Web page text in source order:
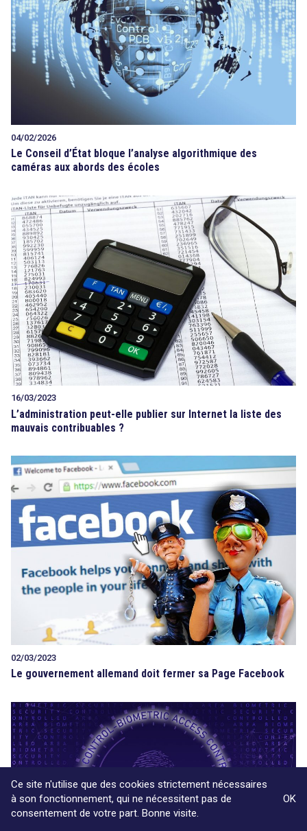
04/02/2026
Le Conseil d’État bloque l’analyse algorithmique des
caméras aux abords des écoles
16/03/2023
L’administration peut-elle publier sur Internet la liste des
mauvais contribuables ?
02/03/2023
Le gouvernement allemand doit fermer sa Page Facebook
Ce site n'utilise que des cookies strictement nécessaires
à son fonctionnement, qui ne nécessitent pas de
consentement de votre part. Bonne visite.
OK